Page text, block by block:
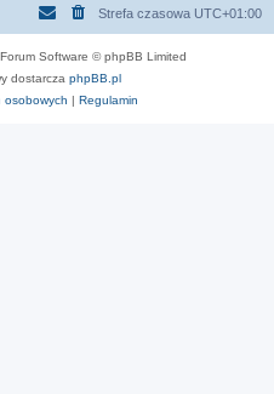
Strefa czasowa UTC+01:00
Software © phpBB Limited
dostarcza phpBB.pl
osobowych | Regulamin